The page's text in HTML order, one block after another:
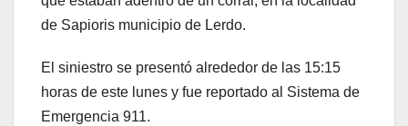
de Sapioris municipio de Lerdo.
El siniestro se presentó alrededor de las 15:15
horas de este lunes y fue reportado al Sistema de
Emergencia 911.